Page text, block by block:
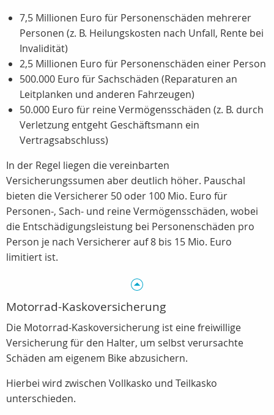
7,5 Millionen Euro für Personenschäden mehrerer
Personen (z. B. Heilungskosten nach Unfall, Rente bei
Invalidität)
2,5 Millionen Euro für Personenschäden einer Person
500.000 Euro für Sachschäden (Reparaturen an
Leitplanken und anderen Fahrzeugen)
50.000 Euro für reine Vermögensschäden (z. B. durch
Verletzung entgeht Geschäftsmann ein
Vertragsabschluss)
In der Regel liegen die vereinbarten
Versicherungssumen aber deutlich höher. Pauschal
bieten die Versicherer 50 oder 100 Mio. Euro für
Personen-, Sach- und reine Vermögensschäden, wobei
die Entschädigungsleistung bei Personenschäden pro
Person je nach Versicherer auf 8 bis 15 Mio. Euro
limitiert ist.
Motorrad-Kaskoversicherung
Die Motorrad-Kaskoversicherung ist eine freiwillige
Versicherung für den Halter, um selbst verursachte
Schäden am eigenem Bike abzusichern.
Hierbei wird zwischen Vollkasko und Teilkasko
unterschieden.